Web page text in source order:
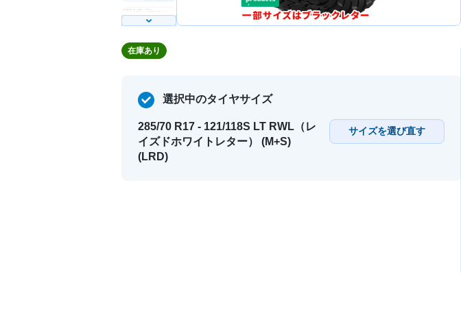
在庫あり
選択中のタイヤサイズ
285/70 R17 - 121/118S LT RWL（レ
イズドホワイトレター） (M+S)
(LRD)
サイズを選び直す